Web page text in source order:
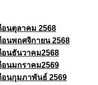
อนตุลาคม 2568
อนพฤศจิกายน 2568
อนธันวาคม2568
อนมกราคม2569
อนกุมภาพันธ์ 2569